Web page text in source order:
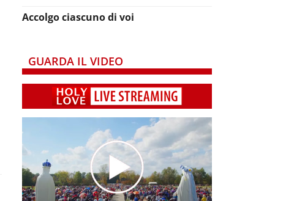
Accolgo ciascuno di voi
GUARDA IL VIDEO